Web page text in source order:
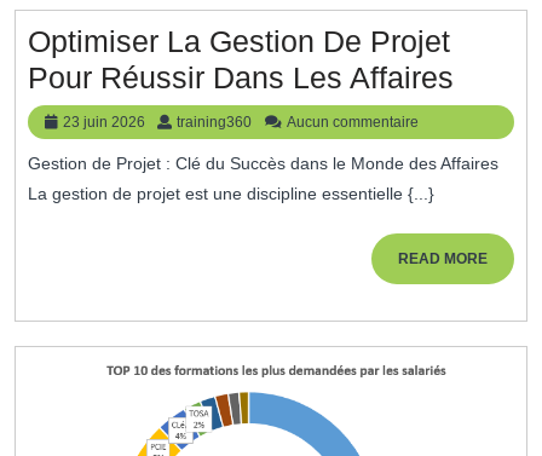
Optimiser La Gestion De Projet
Pour Réussir Dans Les Affaires
La
Pour
Dans
23 juin 2026
23
juin
2026
training360 training360
Aucun commentaire
Gestion de Projet : Clé du Succès dans le Monde des Affaires
La gestion de projet est une discipline essentielle {...}
READ MOREREAD
MORE